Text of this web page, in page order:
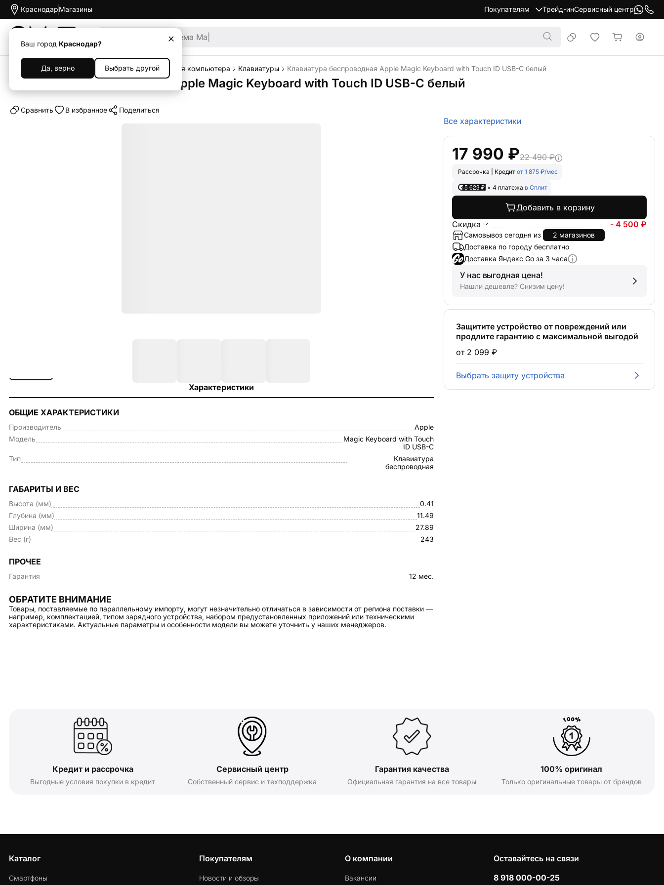
Краснодар
Ваш город Краснодар?
Да, верно Выбрать другой
Магазины Покупателям Трейд-инСервисный центр
Каталог Аксессуары Аксессуары для компьютера Клавиатуры Клавиатура беспроводная Apple Magic Keyboard with Touch ID USB-C белый
Клавиатура беспроводная Apple Magic Keyboard with Touch ID USB-C белый
Cравнить В избранное Поделиться
Характеристики
ОБЩИЕ ХАРАКТЕРИСТИКИ
Производитель
Apple
Модель
Magic Keyboard with Touch
ID USB-C
Тип
Клавиатура
беспроводная
ГАБАРИТЫ И ВЕС
Высота (мм)
0.41
Глубина (мм)
11.49
Ширина (мм)
27.89
Вес (г)
243
ПРОЧЕЕ
Гарантия 12 мес.
ОБРАТИТЕ ВНИМАНИЕ
Товары, поставляемые по параллельному импорту, могут незначительно отличаться в зависимости от региона поставки —
например, комплектацией, типом зарядного устройства, набором предустановленных приложений или техническими
характеристиками. Актуальные параметры и особенности модели вы можете уточнить у наших менеджеров.
Все характеристики
17 990 ₽22 490 ₽
Рассрочка | Кредит от 1 875 ₽/мес
5 623 ₽ × 4 платежа в Сплит
Добавить в корзину
Скидка
- 4 500 ₽
Самовывоз сегодня из
2 магазинов
Доставка по городу бесплатно
Доставка Яндекс Go за 3 часа
У нас выгодная цена!
Нашли дешевле? Снизим цену!
Защитите устройство от повреждений или
продлите гарантию с максимальной выгодой
от 2 099 ₽
Выбрать защиту устройства
Кредит и рассрочка
Выгодные условия покупки в кредит
Сервисный центр
Собственный сервис и техподдержка
Гарантия качества
Официальная гарантия на все товары
100% оригинал
Только оригинальные товары от брендов
Каталог
Смартфоны
Покупателям
Новости и обзоры
О компании
Вакансии
Оставайтесь на связи
8 918 000-00-25